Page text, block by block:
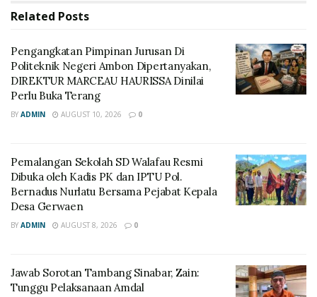
Related Posts
Pengangkatan Pimpinan Jurusan Di
Politeknik Negeri Ambon Dipertanyakan,
DIREKTUR MARCEAU HAURISSA Dinilai
Perlu Buka Terang
BY ADMIN AUGUST 10, 2026 0
Pemalangan Sekolah SD Walafau Resmi
Dibuka oleh Kadis PK dan IPTU Pol.
Bernadus Nurlatu Bersama Pejabat Kepala
Desa Gerwaen
BY ADMIN AUGUST 8, 2026 0
Jawab Sorotan Tambang Sinabar, Zain:
Tunggu Pelaksanaan Amdal